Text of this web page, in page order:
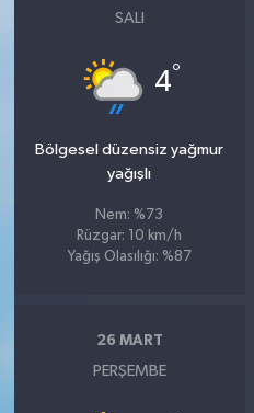
SALI
4°
Bölgesel düzensiz yağmur
yağışlı
Nem: %73
Rüzgar: 10 km/h
Yağış Olasılığı: %87
26 MART
PERŞEMBE